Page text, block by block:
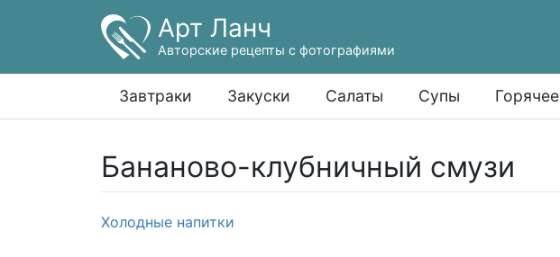
Арт Ланч
Авторские рецепты с фотографиями
Завтраки Закуски Салаты Супы Горячее
Бананово-клубничный смузи
Холодные напитки